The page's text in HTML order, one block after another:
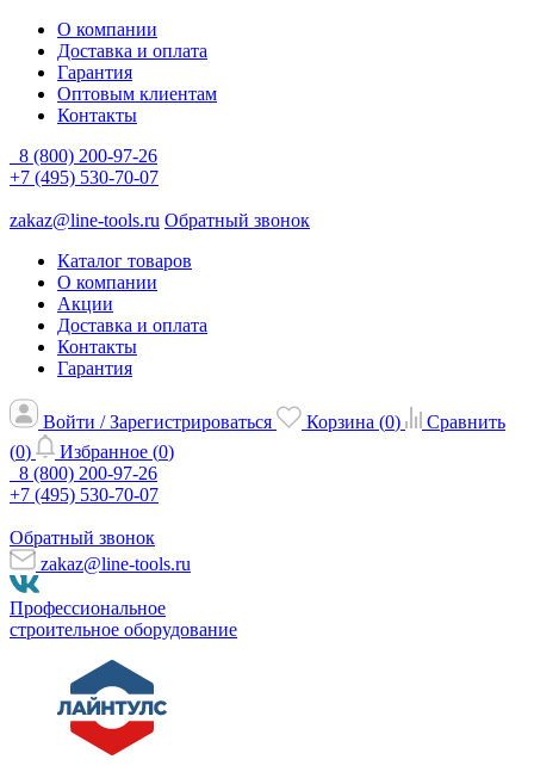
О компании
Доставка и оплата
Гарантия
Оптовым клиентам
Контакты
8 (800) 200-97-26
+7 (495) 530-70-07
zakaz@line-tools.ru Обратный звонок
Каталог товаров
О компании
Акции
Доставка и оплата
Контакты
Гарантия
Войти / Зарегистрироваться Корзина (0)
Сравнить
(0) Избранное (0)
8 (800) 200-97-26
+7 (495) 530-70-07
Обратный звонок
zakaz@line-tools.ru
Профессиональное
строительное оборудование